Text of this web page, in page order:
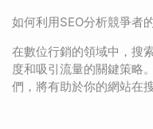
如何利用SEO分析競爭者
在數位行銷的領域中，搜
度和吸引流量的關鍵策略
們，將有助於你的網站在